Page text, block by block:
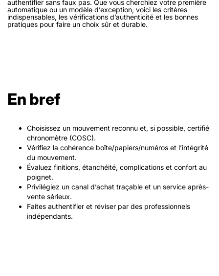
authentifier sans faux pas. Que vous cherchiez votre première
automatique ou un modèle d’exception, voici les critères
indispensables, les vérifications d’authenticité et les bonnes
pratiques pour faire un choix sûr et durable.
En bref
Choisissez un mouvement reconnu et, si possible, certifié
chronomètre (COSC).
Vérifiez la cohérence boîte/papiers/numéros et l’intégrité
du mouvement.
Évaluez finitions, étanchéité, complications et confort au
poignet.
Privilégiez un canal d’achat traçable et un service après-
vente sérieux.
Faites authentifier et réviser par des professionnels
indépendants.